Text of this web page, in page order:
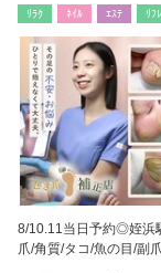
ﾘﾗｸ ﾈｲﾙ ｴｽﾃ ﾘﾌ
8/10.11当日予約◎姪浜
爪/角質/タコ/魚の目/副爪